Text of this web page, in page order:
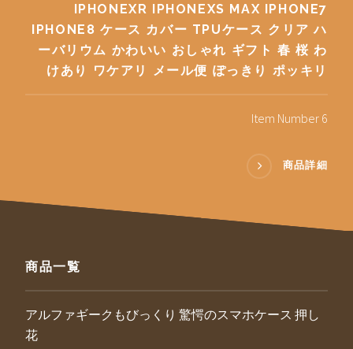
IPHONEXR IPHONEXS MAX IPHONE7
IPHONE8 ケース カバー TPUケース クリア ハ
ーバリウム かわいい おしゃれ ギフト 春 桜 わ
けあり ワケアリ メール便 ぽっきり ポッキリ
Item Number 6
商品詳細
商品一覧
アルファギークもびっくり 驚愕のスマホケース 押し
花